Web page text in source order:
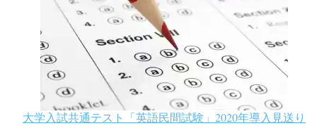
大学入試共通テスト「英語民間試験」2020年導入見送り